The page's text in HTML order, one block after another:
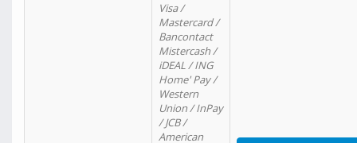
Visa /
Mastercard /
Bancontact
Mistercash /
iDEAL / ING
Home' Pay /
Western
Union / InPay
/ JCB /
American